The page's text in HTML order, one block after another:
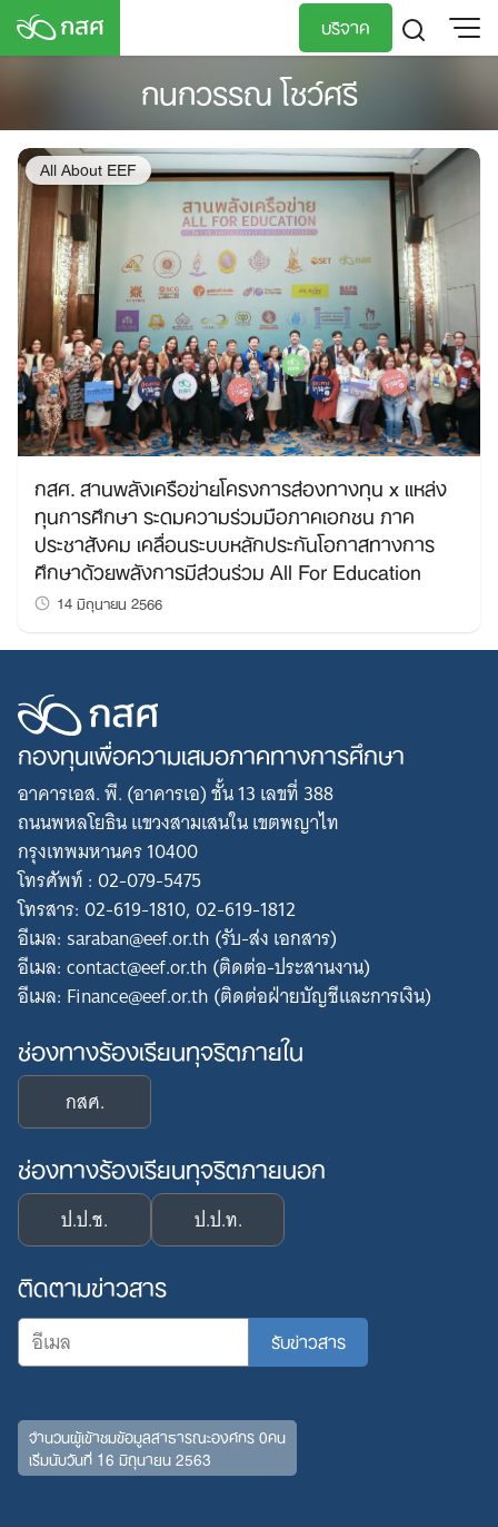
Skip
บริจาค
กนกวรรณ โชว์ศรี
All About EEF
กสศ. สานพลังเครือข่ายโครงการส่องทางทุน x แหล่ง
ทุนการศึกษา ระดมความร่วมมือภาคเอกชน ภาค
ประชาสังคม เคลื่อนระบบหลักประกันโอกาสทางการ
ศึกษาด้วยพลังการมีส่วนร่วม All For Education
14 มิถุนายน 2566
กองทุนเพื่อความเสมอภาคทางการศึกษา
อาคารเอส. พี. (อาคารเอ) ชั้น 13 เลขที่ 388
ถนนพหลโยธิน แขวงสามเสนใน เขตพญาไท
กรุงเทพมหานคร 10400
โทรศัพท์ : 02-079-5475
โทรสาร: 02-619-1810, 02-619-1812
อีเมล: saraban@eef.or.th (รับ-ส่ง เอกสาร)
อีเมล: contact@eef.or.th (ติดต่อ-ประสานงาน)
อีเมล: Finance@eef.or.th (ติดต่อฝ่ายบัญชีและการเงิน)
ช่องทางร้องเรียนทุจริตภายใน
กสศ.
ช่องทางร้องเรียนทุจริตภายนอก
ป.ป.ช. ป.ป.ท.
ติดตามข่าวสาร
จำนวนผู้เข้าชมข้อมูลสาธารณะองค์กร 0คน
เริ่มนับวันที่ 16 มิถุนายน 2563